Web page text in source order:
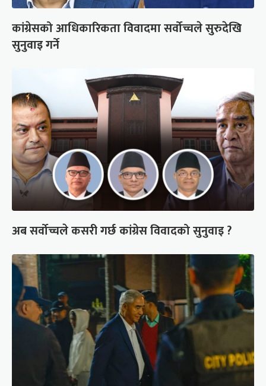
कांग्रेसको आधिकारिकता विवादमा सर्वोच्चले सुरुदेखि
सुनुवाइ गर्ने
अब सर्वोच्चले कसरी गर्छ कांग्रेस विवादको सुनुवाइ ?